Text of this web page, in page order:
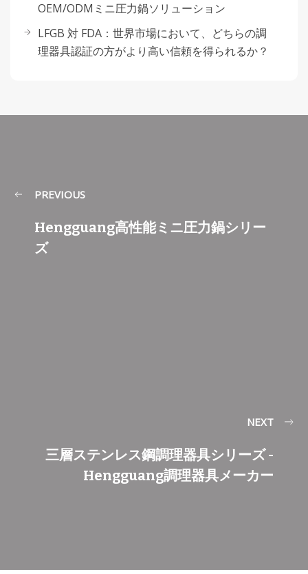
OEM/ODMミニ圧力鍋ソリューション
LFGB 対 FDA：世界市場において、どちらの調
理器具認証の方がより高い信頼を得られるか？
PREVIOUS
Hengguang高性能ミニ圧力鍋シリー
ズ
NEXT
三層ステンレス鋼調理器具シリーズ -
Hengguang調理器具メーカー